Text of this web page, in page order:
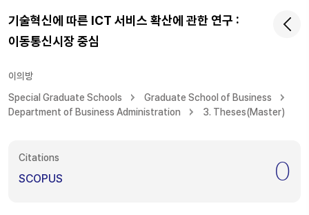
기술혁신에 따른 ICT 서비스 확산에 관한 연구 :
이동통신시장 중심
이의방
Special Graduate Schools
Graduate School of Business
Department of Business Administration
3. Theses(Master)
Citations
SCOPUS 0